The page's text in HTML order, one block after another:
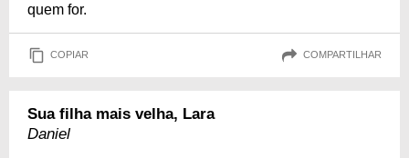
quem for.
COPIAR COMPARTILHAR
Sua filha mais velha, Lara
Daniel